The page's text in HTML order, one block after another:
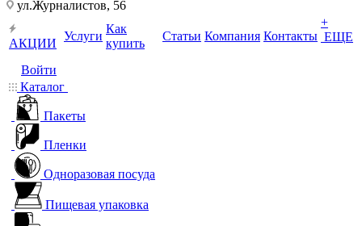
ул.Журналистов, 56
АКЦИИ
Услуги
Как
купить
Статьи Компания Контакты
+
ЕЩЕ
Войти
Каталог
Пакеты
Пленки
Одноразовая посуда
Пищевая упаковка